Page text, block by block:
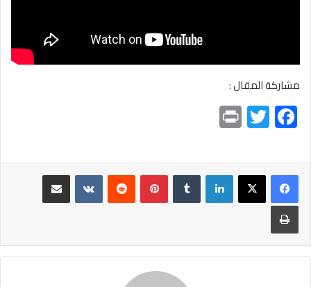
مشاركة المقال :
F
ac
e
b
o
ok
T
wi
tt
er
t لينكدإن بينتيريست
مشاركة عبر البريد
طباعة